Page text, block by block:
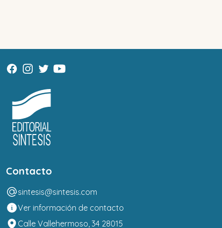
Contacto
sintesis@sintesis.com
Ver información de contacto
Calle Vallehermoso, 34 28015